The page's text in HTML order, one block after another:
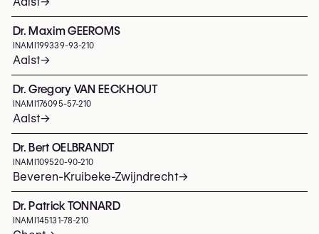
Dr. Maxim GEEROMS
INAMI 199339-93-210
Aalst→
Dr. Gregory VAN EECKHOUT
INAMI 176095-57-210
Aalst→
Dr. Bert OELBRANDT
INAMI 109520-90-210
Beveren-Kruibeke-Zwijndrecht→
Dr. Patrick TONNARD
INAMI 145131-78-210